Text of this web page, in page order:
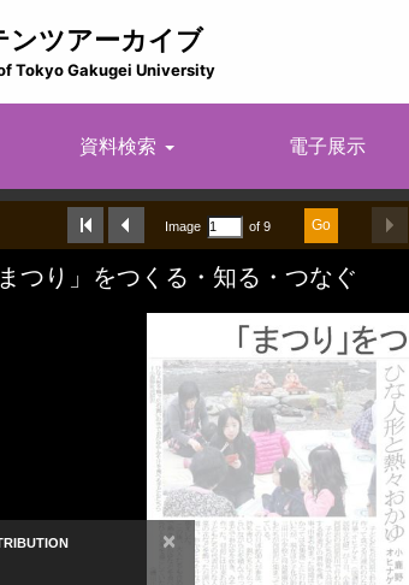
ンツアーカイブ
Tokyo Gakugei University
資料検索 電子展示